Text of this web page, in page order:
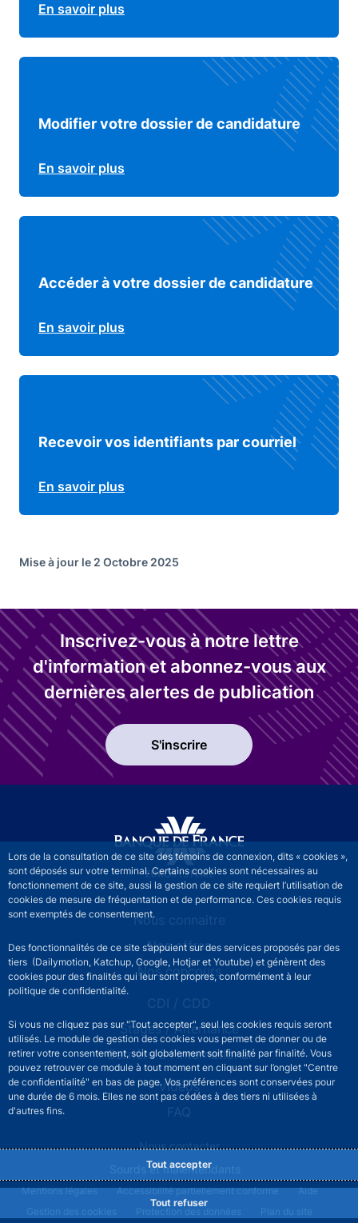
Lors de la consultation de ce site des témoins de connexion, dits « cookies »,
sont déposés sur votre terminal. Certains cookies sont nécessaires au
fonctionnement de ce site, aussi la gestion de ce site requiert l’utilisation de
cookies de mesure de fréquentation et de performance. Ces cookies requis
sont exemptés de consentement.
Des fonctionnalités de ce site s’appuient sur des services proposés par des
tiers (Dailymotion, Katchup, Google, Hotjar et Youtube) et génèrent des
cookies pour des finalités qui leur sont propres, conformément à leur
politique de confidentialité.
Si vous ne cliquez pas sur "Tout accepter", seul les cookies requis seront
utilisés. Le module de gestion des cookies vous permet de donner ou de
retirer votre consentement, soit globalement soit finalité par finalité. Vous
pouvez retrouver ce module à tout moment en cliquant sur l’onglet "Centre
de confidentialité" en bas de page. Vos préférences sont conservées pour
une durée de 6 mois. Elles ne sont pas cédées à des tiers ni utilisées à
d'autres fins.
Tout accepter
Tout refuser
En savoir plus
Modifier votre dossier de candidature
En savoir plus
Accéder à votre dossier de candidature
En savoir plus
Recevoir vos identifiants par courriel
En savoir plus
Mise à jour le 2 Octobre 2025
Inscrivez-vous à notre lettre
d'information et abonnez-vous aux
dernières alertes de publication
S'inscrire
RECRUTEMENT - Menu Principal
Nous connaitre
Nos offres
Nos concours
CDI / CDD
Stages / Alternance
Carrière à l'international
Vidéos
FAQ
RECRUTEMENT - Footer secondary menu
Nous contacter
Sourds et malentendants
RECRUTEMENT - Footer legal notice menu
Mentions légales Accessibilité partiellement conforme
Aide
Gestion des cookies
Protection des données Plan du site